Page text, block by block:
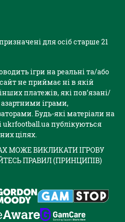
для осіб старше 21
ігри на реальні та/або
не приймає ні в якій
платежів, які пов’язані/
іграми,
Будь-які матеріали на
ukrfootball.ua публікуються
цілях.
МОЖЕ ВИКЛИКАТИ ІГРОВУ
ПРАВИЛ (ПРИНЦИПІВ)